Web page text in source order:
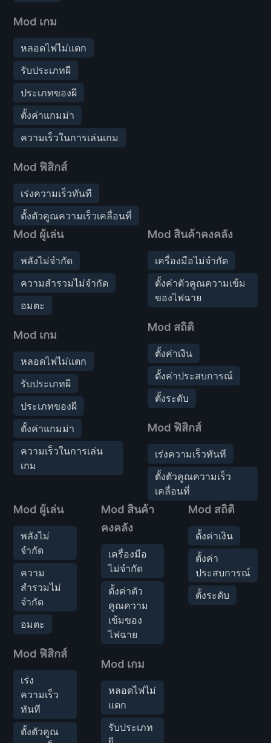
Mod เกม
หลอดไฟไม่แตก
รับประเภทผี
ประเภทของผี
ตั้งค่าแกมม่า
ความเร็วในการเล่นเกม
Mod ฟิสิกส์
เร่งความเร็วทันที
ตั้งตัวคูณความเร็วเคลื่อนที่
Mod ผู้เล่น
พลังไม่จำกัด
ความสำรวมไม่จำกัด
อมตะ
Mod เกม
หลอดไฟไม่แตก
รับประเภทผี
ประเภทของผี
ตั้งค่าแกมม่า
ความเร็วในการเล่น
เกม
Mod สินค้าคงคลัง
เครื่องมือไม่จำกัด
ตั้งค่าตัวคูณความเข้ม
ของไฟฉาย
Mod สถิติ
ตั้งค่าเงิน
ตั้งค่าประสบการณ์
ตั้งระดับ
Mod ฟิสิกส์
เร่งความเร็วทันที
ตั้งตัวคูณความเร็ว
เคลื่อนที่
Mod ผู้เล่น
พลังไม่
จำกัด
ความ
สำรวมไม่
จำกัด
อมตะ
Mod ฟิสิกส์
เร่ง
ความเร็ว
ทันที
ตั้งตัวคูณ
Mod สินค้า
คงคลัง
เครื่องมือ
ไม่จำกัด
ตั้งค่าตัว
คูณความ
เข้มของ
ไฟฉาย
Mod เกม
หลอดไฟไม่
แตก
รับประเภท
Mod สถิติ
ตั้งค่าเงิน
ตั้งค่า
ประสบการณ์
ตั้งระดับ